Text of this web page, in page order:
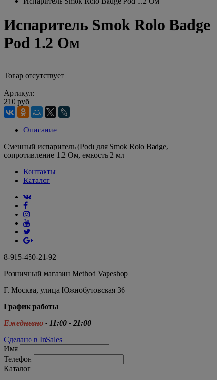
Испаритель Smok Rolo Badge
Pod 1.2 Ом
Товар отсутствует
Артикул:
210 руб
Описание
Сменный испаритель (Pod) для Smok Rolo Badge,
сопротивление 1.2 Ом, емкость 2 мл
Контакты
Каталог
8-915-450-21-92
Розничный магазин Method Vapeshop
Г. Москва, улица Южнобутовская 36
График работы
Ежедневно - 11:00 - 21:00
Сделано в InSales
Имя
Телефон
Каталог